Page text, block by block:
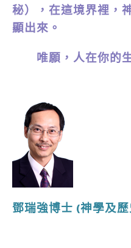
秘），在這境界裡，
顯出來。
唯願，人在你的生
鄧瑞強博士 (神學及